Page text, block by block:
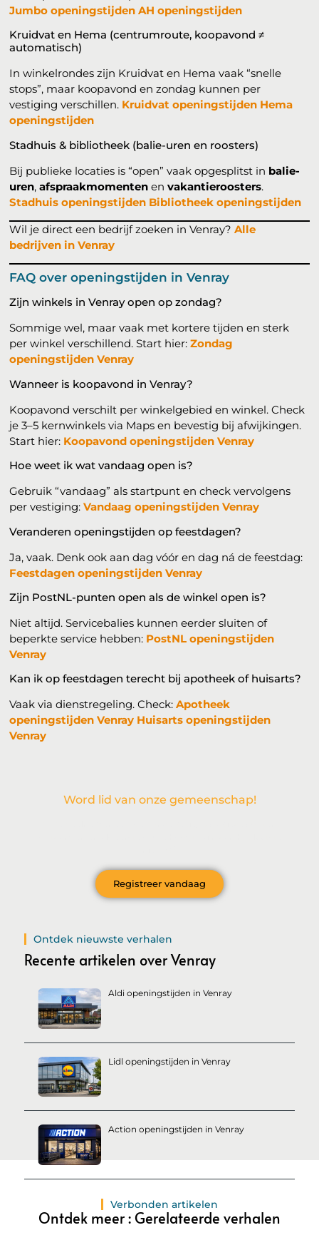
Jumbo openingstijden AH openingstijden
Kruidvat en Hema (centrumroute, koopavond ≠
automatisch)
In winkelrondes zijn Kruidvat en Hema vaak “snelle
stops”, maar koopavond en zondag kunnen per
vestiging verschillen. Kruidvat openingstijden Hema
openingstijden
Stadhuis & bibliotheek (balie-uren en roosters)
Bij publieke locaties is “open” vaak opgesplitst in balie-
uren,afspraakmomenten envakantieroosters.
Stadhuis openingstijden Bibliotheek openingstijden
Wil je direct een bedrijf zoeken in Venray?Alle
bedrijven in Venray
FAQ over openingstijden in Venray
Zijn winkels in Venray open op zondag?
Sommige wel, maar vaak met kortere tijden en sterk
per winkel verschillend. Start hier:Zondag
openingstijden Venray
Wanneer is koopavond in Venray?
Koopavond verschilt per winkelgebied en winkel. Check
je 3–5 kernwinkels via Maps en bevestig bij afwijkingen.
Start hier: Koopavond openingstijden Venray
Hoe weet ik wat vandaag open is?
Gebruik “vandaag” als startpunt en check vervolgens
per vestiging:Vandaag openingstijden Venray
Veranderen openingstijden op feestdagen?
Ja, vaak. Denk ook aan dag vóór en dag ná de feestdag:
Feestdagen openingstijden Venray
Zijn PostNL-punten open als de winkel open is?
Niet altijd. Servicebalies kunnen eerder sluiten of
beperkte service hebben: PostNL openingstijden
Venray
Kan ik op feestdagen terecht bij apotheek of huisarts?
Vaak via dienstregeling. Check:Apotheek
openingstijden Venray Huisarts openingstijden
Venray
Word lid van onze gemeenschap!
Registreer vandaag
Ontdek nieuwste verhalen
Recente artikelen over Venray
Aldi openingstijden in Venray
Lidl openingstijden in Venray
Action openingstijden in Venray
Verbonden artikelen
Ontdek meer : Gerelateerde verhalen